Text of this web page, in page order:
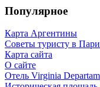
Популярное
Карта Аргентины
Советы туристу в
Карта сайта
О сайте
Отель Virginia